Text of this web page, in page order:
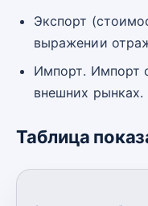
Экспорт
выражении
Импорт. Импорт
внешних рынках.
Таблица